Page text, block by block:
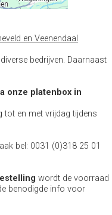
en Veenendaal
bedrijven. Daarnaast
onze platenbox in
tot en met vrijdag tijdens
bel: 0031 (0)318 25 01
wordt de voorraad
benodigde info voor